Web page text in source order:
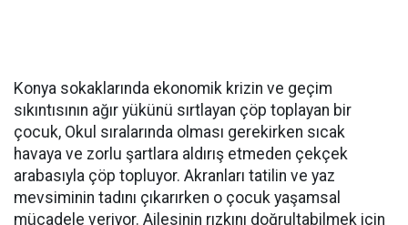
Konya sokaklarında ekonomik krizin ve geçim
sıkıntısının ağır yükünü sırtlayan çöp toplayan bir
çocuk, Okul sıralarında olması gerekirken sıcak
havaya ve zorlu şartlara aldırış etmeden çekçek
arabasıyla çöp topluyor. Akranları tatilin ve yaz
mevsiminin tadını çıkarırken o çocuk yaşamsal
mücadele veriyor. Ailesinin rızkını doğrultabilmek için